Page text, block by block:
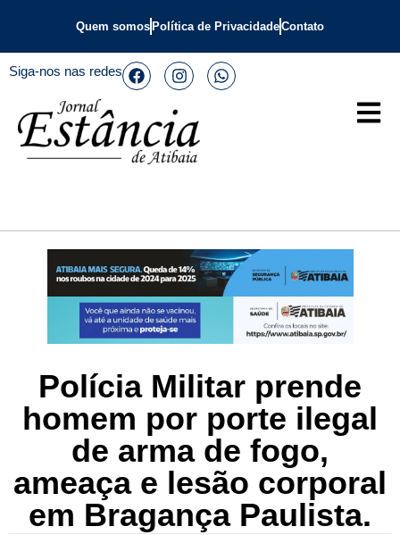
Quem somos Política de PrivacidadeContato
Siga-nos nas redes
Polícia Militar prende
homem por porte ilegal
de arma de fogo,
ameaça e lesão corporal
em Bragança Paulista.